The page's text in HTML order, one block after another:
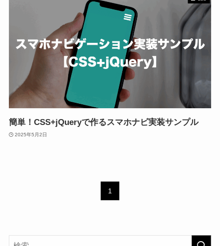
簡単！CSS+jQueryで作るスマホナビ実装サンプル
2025年5月2日
1